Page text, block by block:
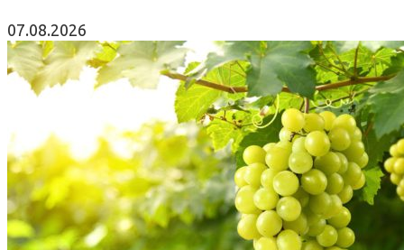
07.08.2026